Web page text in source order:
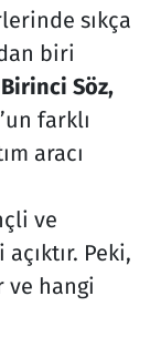
sıkça
biri
Birinci Söz,
farklı
aracı
ve
Peki,
ve hangi